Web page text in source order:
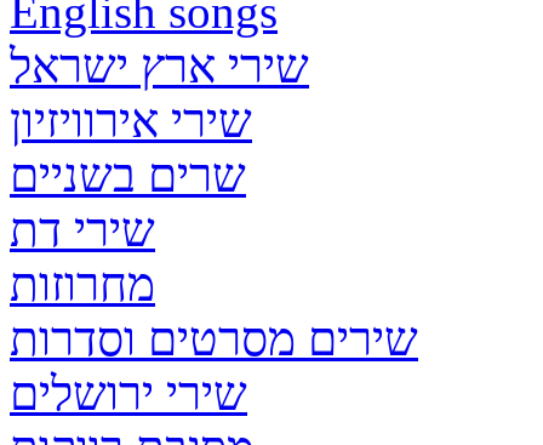
English songs
שירי ארץ ישראל
שירי אירוויזיון
שרים בשניים
שירי דת
מחרוזות
שירים מסרטים וסדרות
שירי ירושלים